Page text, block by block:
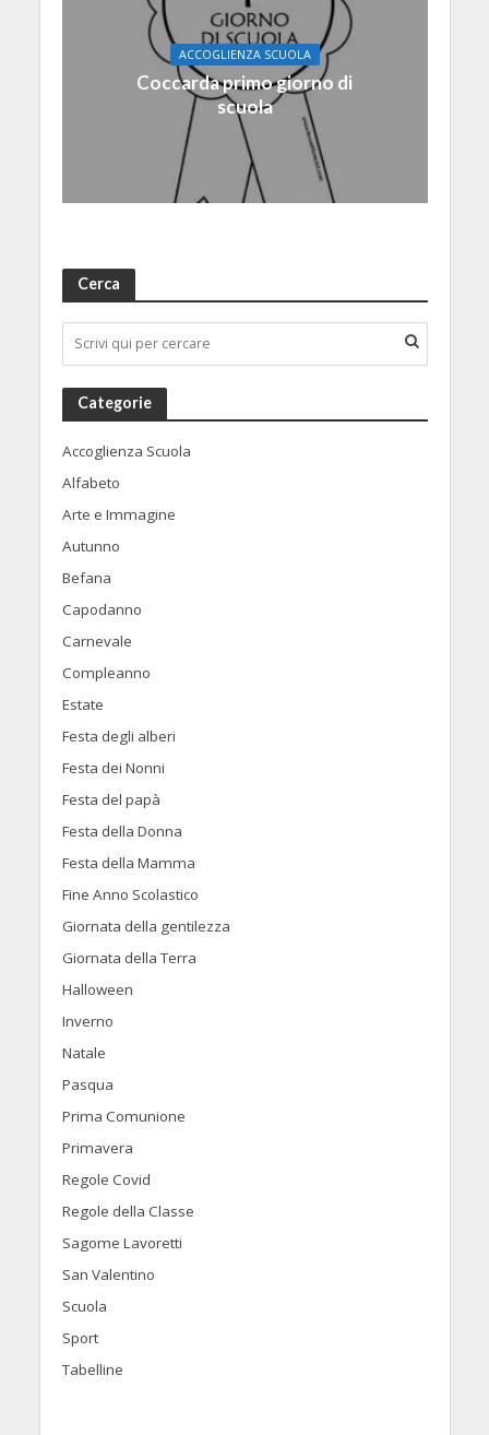
ACCOGLIENZA SCUOLA
Coccarda primo giorno di
scuola
Cerca
Categorie
Accoglienza Scuola
Alfabeto
Arte e Immagine
Autunno
Befana
Capodanno
Carnevale
Compleanno
Estate
Festa degli alberi
Festa dei Nonni
Festa del papà
Festa della Donna
Festa della Mamma
Fine Anno Scolastico
Giornata della gentilezza
Giornata della Terra
Halloween
Inverno
Natale
Pasqua
Prima Comunione
Primavera
Regole Covid
Regole della Classe
Sagome Lavoretti
San Valentino
Scuola
Sport
Tabelline